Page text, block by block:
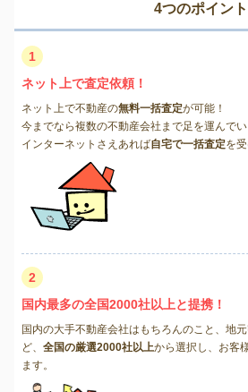
4つのポイント
1
ネット上で査定依頼！
ネット上で不動産の無料一括査定が可能！
今までなら複数の不動産会社まで足を運んで
インターネットさえあれば自宅で一括査定を
2
国内最多の全国2000社以上と提携！
国内の大手不動産会社はもちろんのこと、地
ど、 全国の厳選2000社以上から選択し、お客
ます。